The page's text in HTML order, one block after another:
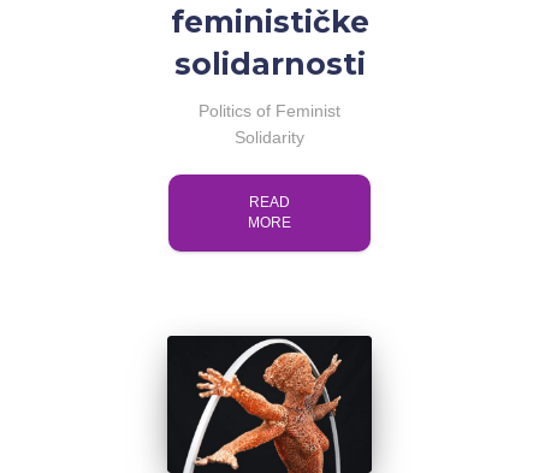
feminističke
solidarnosti
Politics of Feminist
Solidarity
READ
MORE